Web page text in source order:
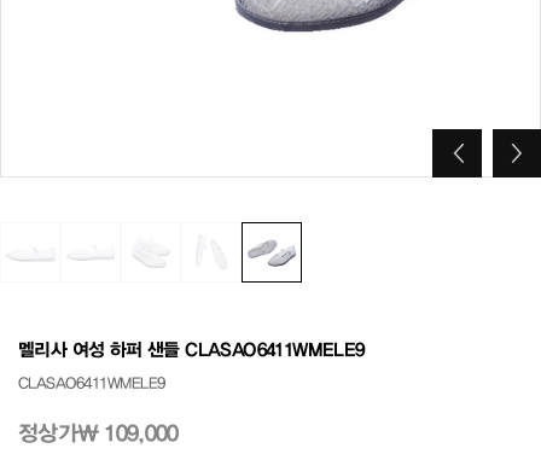
멜리사 여성 하퍼 샌들 CLASAO6411WMELE9
CLASAO6411WMELE9
정상가₩ 109,000